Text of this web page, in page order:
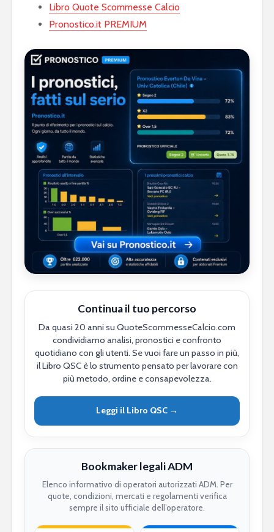
Libro Quote Scommesse Calcio
Pronostico.it PREMIUM
Continua il tuo percorso
Da quasi 20 anni su QuoteScommesseCalcio.com
condividiamo analisi, pronostici e confronto
quotidiano con gli utenti. Se vuoi fare un passo in più,
il Libro QSC è lo strumento pensato per lavorare con
più metodo, ordine e consapevolezza.
Leggi il Libro QSC →
Bookmaker legali ADM
Elenco informativo di operatori autorizzati ADM. Per
quote, condizioni, mercati e regolamenti verifica
sempre il sito ufficiale dell’operatore.